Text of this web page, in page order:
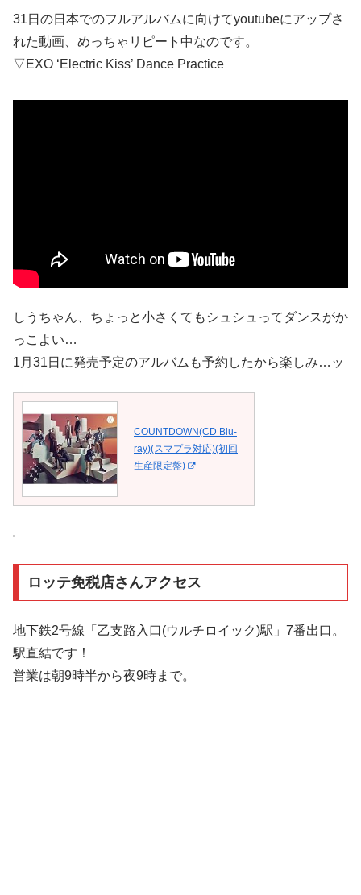
31日の日本でのフルアルバムに向けてyoutubeにアップさ
れた動画、めっちゃリピート中なのです。
▽EXO ‘Electric Kiss’ Dance Practice
しうちゃん、ちょっと小さくてもシュシュってダンスがか
っこよい…
1月31日に発売予定のアルバムも予約したから楽しみ…ッ
COUNTDOWN(CD Blu-
ray)(スマプラ対応)(初回
生産限定盤)
ロッテ免税店さんアクセス
地下鉄2号線「乙支路入口(ウルチロイック)駅」7番出口。
駅直結です！
営業は朝9時半から夜9時まで。